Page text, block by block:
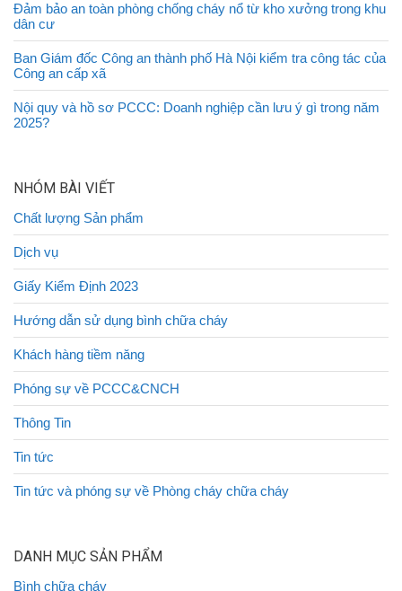
Đảm bảo an toàn phòng chống cháy nổ từ kho xưởng trong khu
dân cư
Ban Giám đốc Công an thành phố Hà Nội kiểm tra công tác của
Công an cấp xã
Nội quy và hồ sơ PCCC: Doanh nghiệp cần lưu ý gì trong năm
2025?
NHÓM BÀI VIẾT
Chất lượng Sản phẩm
Dịch vụ
Giấy Kiểm Định 2023
Hướng dẫn sử dụng bình chữa cháy
Khách hàng tiềm năng
Phóng sự về PCCC&CNCH
Thông Tin
Tin tức
Tin tức và phóng sự về Phòng cháy chữa cháy
DANH MỤC SẢN PHẨM
Bình chữa cháy